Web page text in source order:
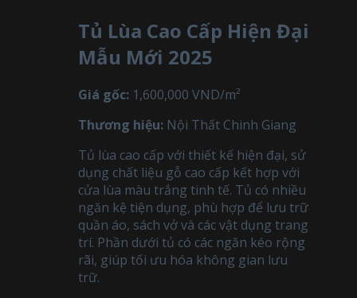
Tủ Lùa Cao Cấp Hiện Đại
Mẫu Mới 2025
Giá gốc: 1,600,000 VND/m²
Thương hiệu: Nội Thất Chinh Giang
Tủ lùa cao cấp với thiết kế hiện đại, sử
dụng chất liệu gỗ cao cấp kết hợp với
cửa lùa màu trắng tinh tế. Tủ có nhiều
ngăn kệ tiện dụng, phù hợp để lưu trữ
quần áo, sách vở và các vật dụng trang
trí. Phần dưới tủ có các ngăn kéo rộng
rãi, giúp tối ưu hóa không gian lưu
trữ.